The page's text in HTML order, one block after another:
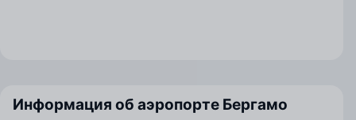
Информация об аэропорте Бергамо